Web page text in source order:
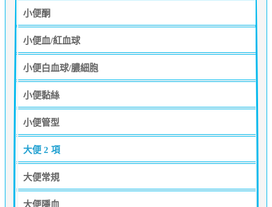
小便酮
小便血/紅血球
小便白血球/膿細胞
小便黏絲
小便管型
大便 2 項
大便常規
大便隱血